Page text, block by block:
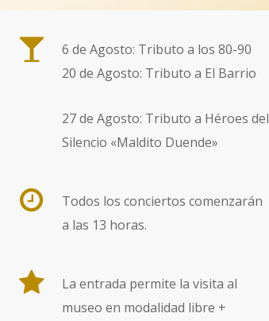
6 de Agosto: Tributo a los 80-90
20 de Agosto: Tributo a El Barrio
27 de Agosto: Tributo a Héroes del
Silencio «Maldito Duende»
Todos los conciertos comenzarán
a las 13 horas.
La entrada permite la visita al
museo en modalidad libre +